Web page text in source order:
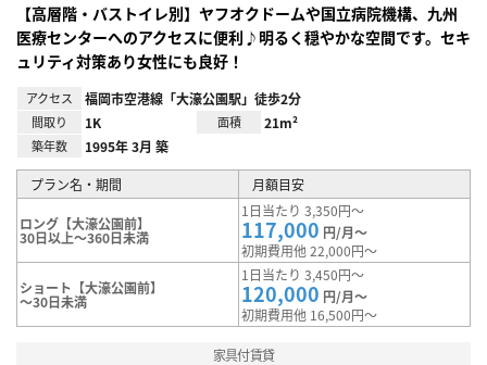
【高層階・バストイレ別】ヤフオクドームや国立病院機構、九州
医療センターへのアクセスに便利♪明るく穏やかな空間です。セキ
ュリティ対策あり女性にも良好！
アクセス 福岡市空港線「大濠公園駅」徒歩2分
間取り 1K 面積 21m²
築年数 1995年 3月 築
プラン名・期間 月額目安
ロング【大濠公園前】
30日以上～360日未満
1日当たり 3,350円～
117,000 円/月～
初期費用他 22,000円～
ショート【大濠公園前】
～30日未満
1日当たり 3,450円～
120,000 円/月～
初期費用他 16,500円～
家具付賃貸